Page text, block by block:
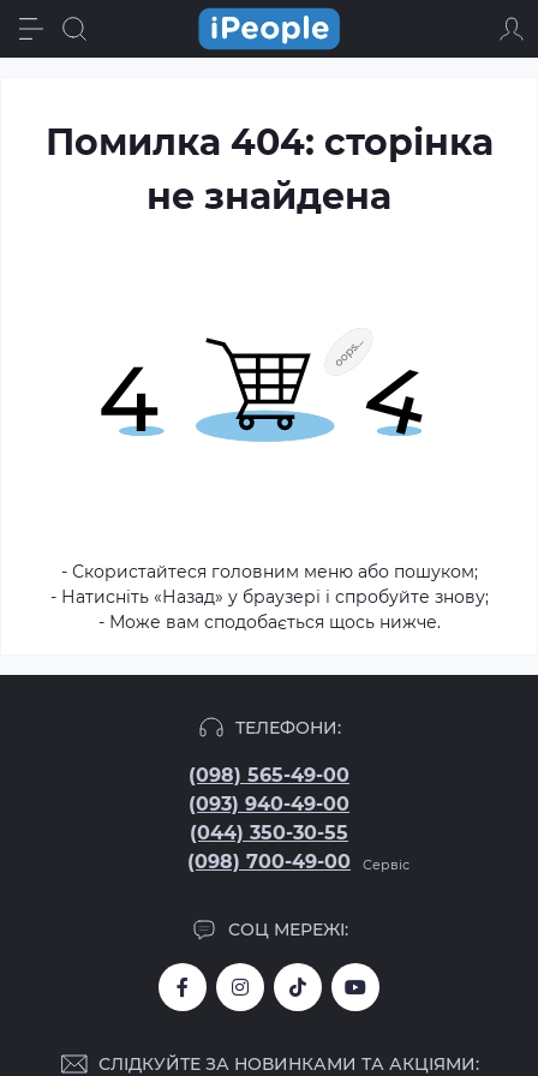
Помилка 404: сторінка
не знайдена
- Скористайтеся головним меню або пошуком;
- Натисніть «Назад» у браузері і спробуйте знову;
- Може вам сподобається щось нижче.
ТЕЛЕФОНИ:
(098) 565-49-00
(093) 940-49-00
(044) 350-30-55
(098) 700-49-00
Сервіс
СОЦ МЕРЕЖІ:
СЛІДКУЙТЕ ЗА НОВИНКАМИ ТА АКЦІЯМИ: